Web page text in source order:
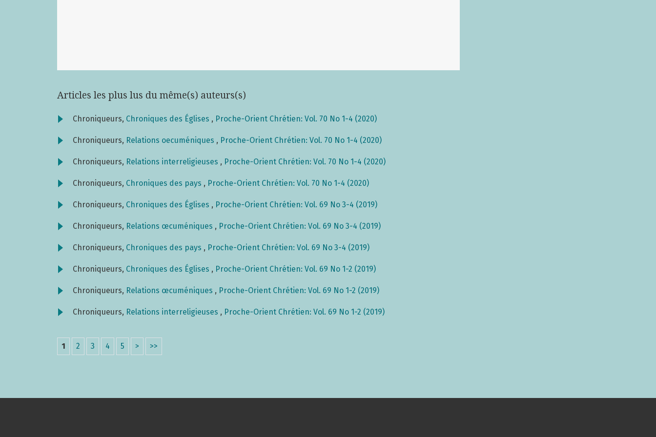
Articles les plus lus du même(s) auteurs(s)
Chroniqueurs, Chroniques des Églises , Proche-Orient Chrétien: Vol. 70 No 1-4 (2020)
Chroniqueurs, Relations oecuméniques , Proche-Orient Chrétien: Vol. 70 No 1-4 (2020)
Chroniqueurs, Relations interreligieuses , Proche-Orient Chrétien: Vol. 70 No 1-4 (2020)
Chroniqueurs, Chroniques des pays , Proche-Orient Chrétien: Vol. 70 No 1-4 (2020)
Chroniqueurs, Chroniques des Églises , Proche-Orient Chrétien: Vol. 69 No 3-4 (2019)
Chroniqueurs, Relations œcuméniques , Proche-Orient Chrétien: Vol. 69 No 3-4 (2019)
Chroniqueurs, Chroniques des pays , Proche-Orient Chrétien: Vol. 69 No 3-4 (2019)
Chroniqueurs, Chroniques des Églises , Proche-Orient Chrétien: Vol. 69 No 1-2 (2019)
Chroniqueurs, Relations œcuméniques , Proche-Orient Chrétien: Vol. 69 No 1-2 (2019)
Chroniqueurs, Relations interreligieuses , Proche-Orient Chrétien: Vol. 69 No 1-2 (2019)
1 2 3 4 5 > >>